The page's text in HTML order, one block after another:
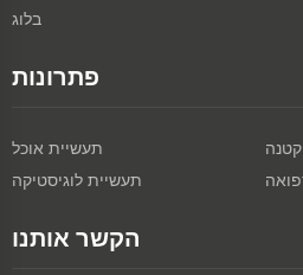
בלוג
פתרונות
תעשיית אוכל
תעשיית לוגיסטיקה
הקשר אותנו